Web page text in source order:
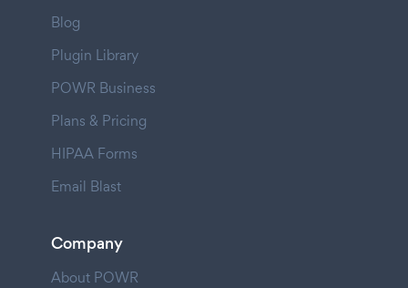
Blog
Plugin Library
POWR Business
Plans & Pricing
HIPAA Forms
Email Blast
Company
About POWR